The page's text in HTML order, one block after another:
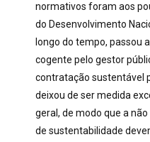
normativos foram aos
do Desenvolvimento
longo do tempo, passou
cogente pelo gestor
contratação sustentável
deixou de ser medida
geral, de modo que a
de sustentabilidade